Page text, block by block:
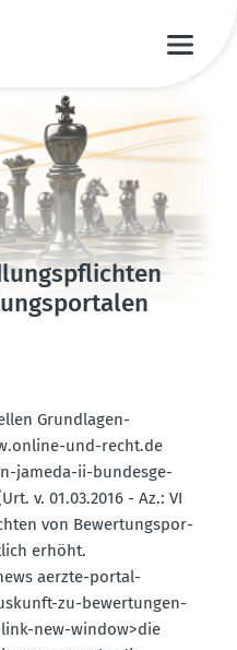
Grund­lagen-
​und-​recht.​de
jameda-ii-bundes­ge­
v. 01.03.2016 - Az.: VI
von Bewer­tungs­por­
erhöht.
aerzte-portal-
zu-bewer­tungen-
new-window>die